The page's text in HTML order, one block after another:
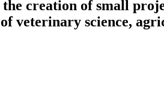
creation of small
veterinary ‎science,